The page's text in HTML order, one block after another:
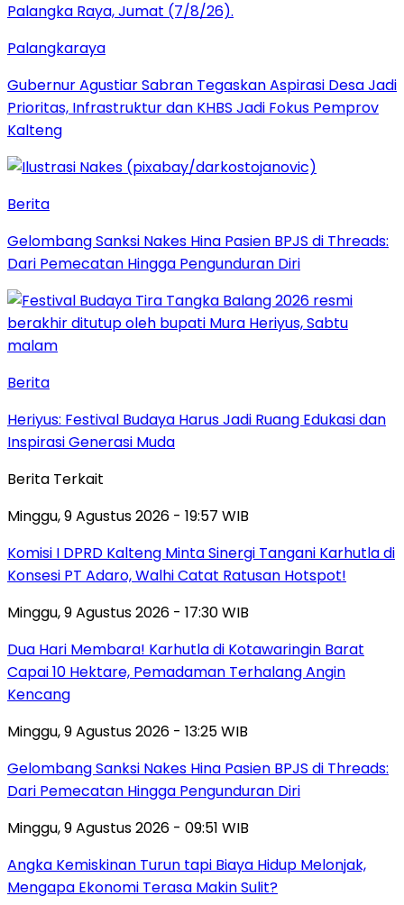
Palangkaraya
Gubernur Agustiar Sabran Tegaskan Aspirasi Desa Jadi
Prioritas, Infrastruktur dan KHBS Jadi Fokus Pemprov
Kalteng
Berita
Gelombang Sanksi Nakes Hina Pasien BPJS di Threads:
Dari Pemecatan Hingga Pengunduran Diri
Berita
Heriyus: Festival Budaya Harus Jadi Ruang Edukasi dan
Inspirasi Generasi Muda
Berita Terkait
Minggu, 9 Agustus 2026 - 19:57 WIB
Komisi I DPRD Kalteng Minta Sinergi Tangani Karhutla di
Konsesi PT Adaro, Walhi Catat Ratusan Hotspot!
Minggu, 9 Agustus 2026 - 17:30 WIB
Dua Hari Membara! Karhutla di Kotawaringin Barat
Capai 10 Hektare, Pemadaman Terhalang Angin
Kencang
Minggu, 9 Agustus 2026 - 13:25 WIB
Gelombang Sanksi Nakes Hina Pasien BPJS di Threads:
Dari Pemecatan Hingga Pengunduran Diri
Minggu, 9 Agustus 2026 - 09:51 WIB
Angka Kemiskinan Turun tapi Biaya Hidup Melonjak,
Mengapa Ekonomi Terasa Makin Sulit?